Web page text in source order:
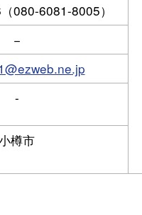
080-6081-8005）
−
-
樽市